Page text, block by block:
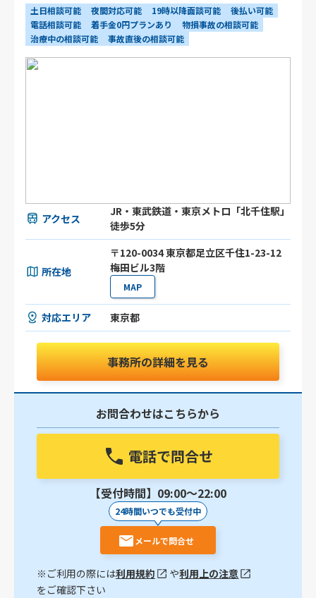
土日相談可能 夜間対応可能 19時以降面談可能
後払い可能
電話相談可能
着手金0円プランあり
物損事故の相談可能
治療中の相談可能
事故直後の相談可能
アクセス
JR・東武鉄道・東京メトロ「北千住駅」
徒歩5分
所在地
〒120-0034 東京都足立区千住1-23-12
梅田ビル3階
MAP
対応エリア 東京都
事務所の詳細を見る
お問合わせはこちらから
電話で問合せ
【受付時間】09:00〜22:00
24時間いつでも受付中
メールで問合せ
※ご利用の際には利用規約 や利用上の注意
をご確認下さい